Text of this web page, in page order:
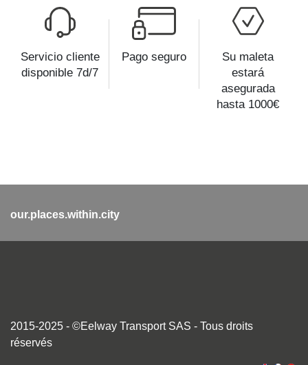
Servicio cliente
disponible 7d/7
Pago seguro
Su maleta
estará
asegurada
hasta 1000€
our.places.within.city
2015-2025 - ©Eelway Transport SAS - Tous droits
réservés